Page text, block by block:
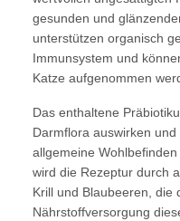
gesunden und
unterstützen organisch
Immunsystem und
Katze aufgenommen
Das enthaltene
Darmflora auswirken
allgemeine
wird die Rezeptur durch
Krill und Blaubeeren, die
Nährstoffversorgung